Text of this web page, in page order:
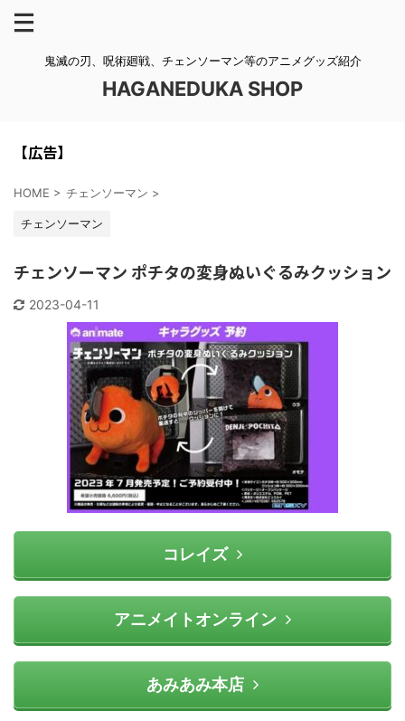
鬼滅の刃、呪術廻戦、チェンソーマン等のアニメグッズ紹介
HAGANEDUKA SHOP
【広告】
HOME > チェンソーマン >
チェンソーマン
チェンソーマン ポチタの変身ぬいぐるみクッション
2023-04-11
コレイズ
アニメイトオンライン
あみあみ本店